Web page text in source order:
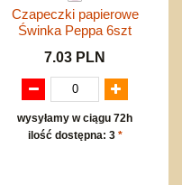
Czapeczki papierowe
Świnka Peppa 6szt
7.03 PLN
wysyłamy w ciągu 72h
ilość dostępna: 3 *